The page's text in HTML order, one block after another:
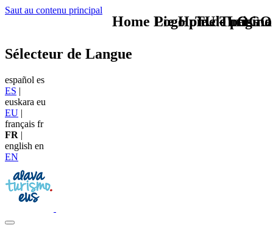
Saut au contenu principal
TU - LOGO
Sélecteur de Langue
español es
ES |
euskara eu
EU |
français fr
FR |
english en
EN
Home Logo pie de página
Pie Home Turismo